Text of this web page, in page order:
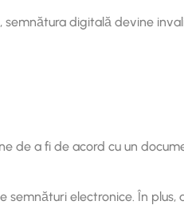
digitală devine
de a fi de acord cu un
semnături electronice. În